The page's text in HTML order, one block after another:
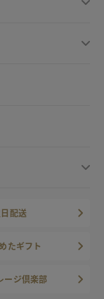
配送
たギフト
ージ倶楽部